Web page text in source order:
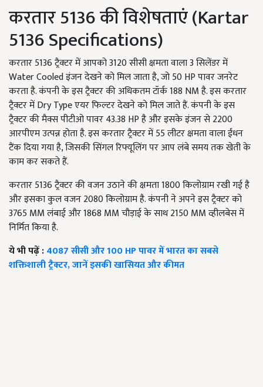
करतार 5136 की विशेषताएं (Kartar
5136 Specifications)
करतार 5136 ट्रैक्टर में आपको 3120 सीसी क्षमता वाला 3 सिलेंडर में
Water Cooled इंजन देखने को मिल जाता है, जो 50 HP पावर जनरेट
करता है. कंपनी के इस ट्रैक्टर की अधिकतम टॉर्क 188 NM है. इस करतार
ट्रैक्टर में Dry Type एयर फिल्टर देखने को मिल जाते हैं. कंपनी के इस
ट्रैक्टर की मैक्स पीटीओ पावर 43.38 HP है और इसके इंजन से 2200
आरपीएम उत्पन्न होता है. इस करतार ट्रैक्टर में 55 लीटर क्षमता वाला ईंधन
टैंक दिया गया है, जिसकी सिंगल रिफ्यूलिंग पर आप लंबे समय तक खेती के
काम कर सकते हैं.
करतार 5136 ट्रैक्टर की वजन उठाने की क्षमता 1800 किलोग्राम रखी गई है
और इसका कुल वजन 2080 किलोग्राम है. कंपनी ने अपने इस ट्रैक्टर को
3765 MM लंबाई और 1868 MM चौड़ाई के साथ 2150 MM व्हीलबेस में
निर्मित किया है.
ये भी पढ़ें :4087 सीसी और 100 HP पावर में भारत का सबसे
शक्तिशाली ट्रैक्टर, जानें इसकी खासियत और कीमत